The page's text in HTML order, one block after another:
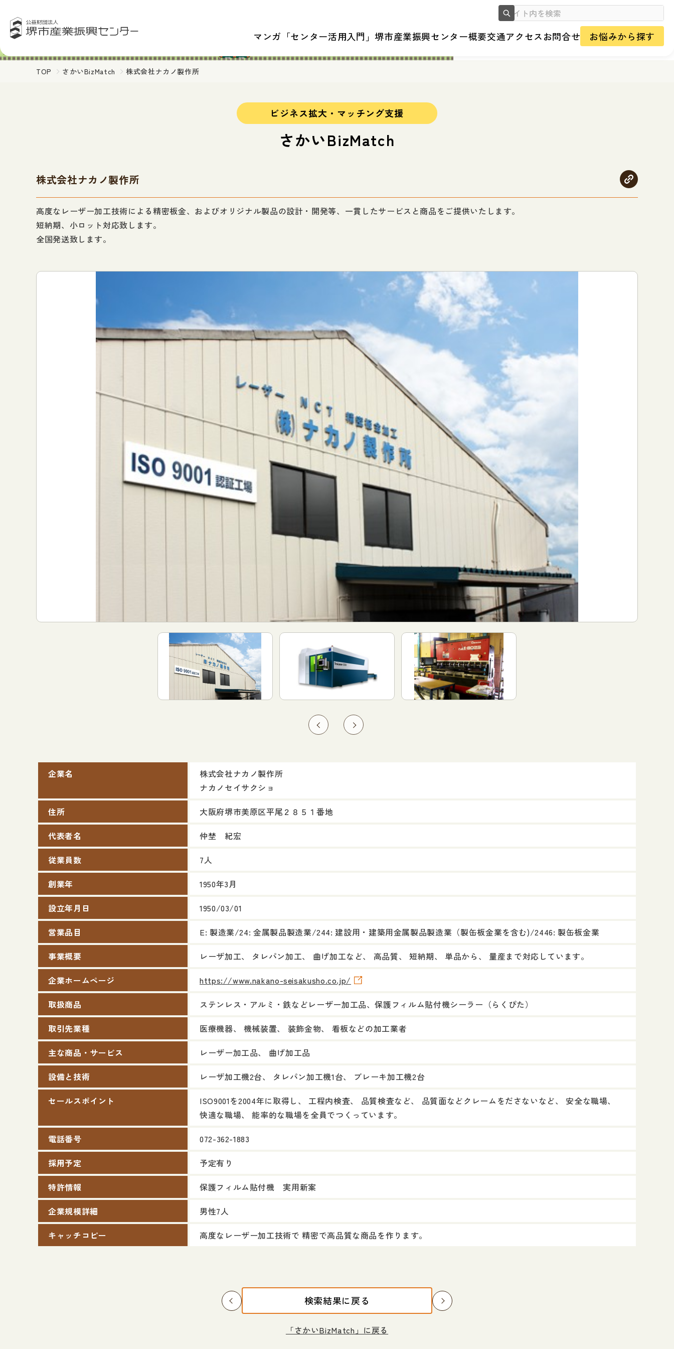
マンガ「センター活用入門」 堺市産業振興センター概要交通アクセスお問合せ お悩みから探す
TOP さかいBizMatch 株式会社ナカノ製作所
ビジネス拡大・マッチング支援
さかいBizMatch
株式会社ナカノ製作所
高度なレーザー加工技術による精密板金、およびオリジナル製品の設計・開発等、一貫したサービスと商品をご提供いたします。
短納期、小ロット対応致します。
全国発送致します。
企業名
株式会社ナカノ製作所
ナカノセイサクショ
住所
大阪府堺市美原区平尾２８５１番地
代表者名
仲埜 紀宏
従業員数
7人
創業年
1950年3月
設立年月日
1950/03/01
営業品目
E: 製造業/24: 金属製品製造業/244: 建設用・建築用金属製品製造業（製缶板金業を含む)/2446: 製缶板金業
事業概要
レーザ加工、 タレパン加工、 曲げ加工など、 高品質、 短納期、 単品から、 量産まで対応しています。
企業ホームページ
https://www.nakano-seisakusho.co.jp/
取扱商品
ステンレス・アルミ・鉄などレーザー加工品、保護フィルム貼付機シーラー（らくぴた）
取引先業種
医療機器、 機械装置、 装飾金物、 看板などの加工業者
主な商品・サービス
レーザー加工品、 曲げ加工品
設備と技術
レーザ加工機2台、 タレパン加工機1台、 ブレーキ加工機2台
セールスポイント
ISO9001を2004年に取得し、 工程内検査、 品質検査など、 品質面などクレームをださないなど、 安全な職場、
快適な職場、 能率的な職場を全員でつくっています。
電話番号
072-362-1883
採用予定
予定有り
特許情報
保護フィルム貼付機 実用新案
企業規模詳細
男性7人
キャッチコピー
高度なレーザー加工技術で 精密で高品質な商品を作ります。
検索結果に戻る
「さかいBizMatch」に戻る